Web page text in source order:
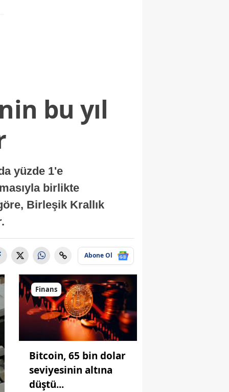
bu yıl
yüzde 1'e
birlikte
Birleşik Krallık
Abone Ol
Finans
Bitcoin, 65 bin dolar
seviyesinin altına
düştü...